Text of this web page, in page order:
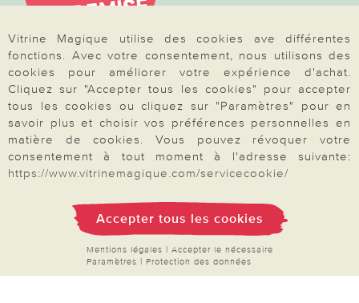
équipements pour se sentir bien au quotidien.
Notre sélection de mode pour femmes séduit par
sa praticité et son style confortable, idéal pour
toutes les saisons. Commandez facilement et en
toute sécurité par carte bancaire, PayPal ou par
chèque. Naviguez dans nos catégories
thématiques, enrichies régulièrement de
nouveautés à découvrir.Produits à découvrir en
ce moment:filets à linge,couvres-plats
brosses de nettoyageet bien plus
Votre commande
FAQ
Mon compte
Demande de catalogue
Données personnelles
Droit de rétractation
Vitrine Magique utilise des cookies ave différentes
fonctions. Avec votre consentement, nous utilisons des
cookies pour améliorer votre expérience d'achat.
Cliquez sur "Accepter tous les cookies" pour accepter
tous les cookies ou cliquez sur "Paramètres" pour en
savoir plus et choisir vos préférences personnelles en
matière de cookies. Vous pouvez révoquer votre
consentement à tout moment à l'adresse suivante:
https://www.vitrinemagique.com/servicecookie/
Accepter tous les cookies
Mentions légales | Accepter le nécessaire
Paramètres | Protection des données